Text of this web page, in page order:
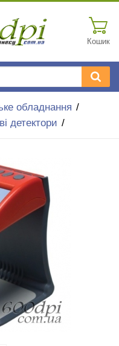
Кошик
обладнання
детектори